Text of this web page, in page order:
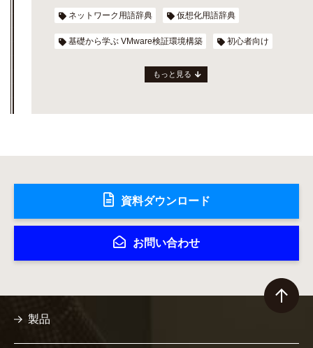
ネットワーク用語辞典 仮想化用語辞典
基礎から学ぶ VMware検証環境構築 初心者向け
もっと見る
資料ダウンロード
お問い合わせ
製品